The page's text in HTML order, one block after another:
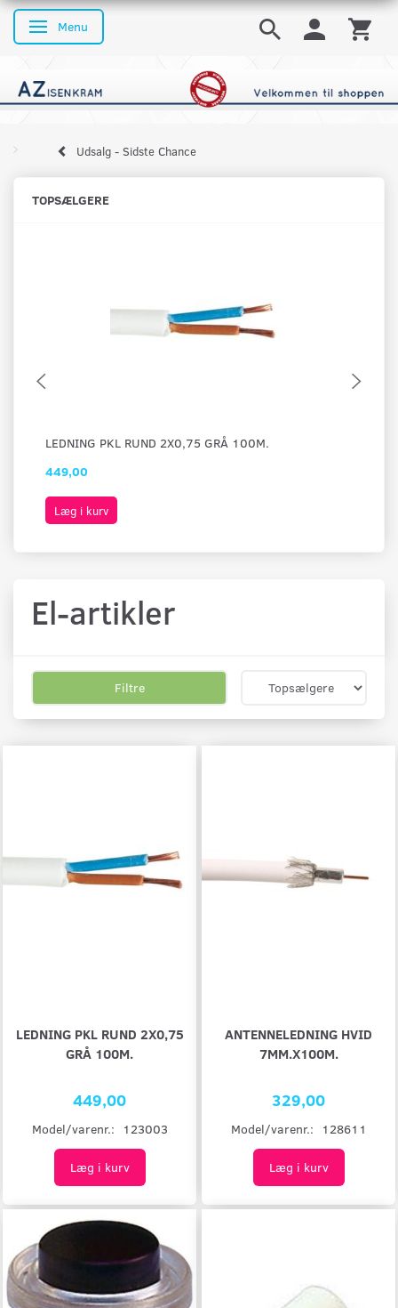
Skifte navigation
Menu
Udsalg - Sidste Chance
TOPSÆLGERE
LEDNING PKL RUND 2X0,75 GRÅ 100M.
449,00
Læg i kurv
El-artikler
Filtre
LEDNING PKL RUND 2X0,75
GRÅ 100M.
449,00
Model/varenr.: 123003
Læg i kurv
ANTENNELEDNING HVID
7MM.X100M.
329,00
Model/varenr.: 128611
Læg i kurv